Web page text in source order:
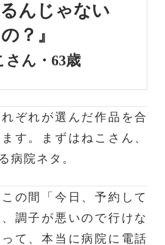
んじゃない
の？』
さん・63歳
ぞれが選んだ作品を合
す。まずはねこさん、
病院ネタ。
の間「今日、予約して
調子が悪いので行けな
て、本当に病院に電話